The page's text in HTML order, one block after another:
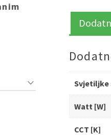
Svjetiljke
Watt [W]
CCT [K]